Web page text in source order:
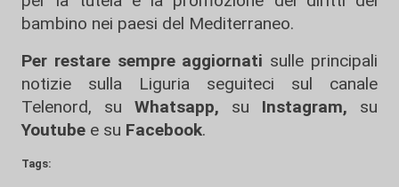
bambino nei paesi del Mediterraneo.
Per restare sempre aggiornati sulle principali
notizie sulla Liguria seguiteci sul canale
Telenord, su
Whatsapp, su Instagram, su
Youtube e su Facebook.
Tags: